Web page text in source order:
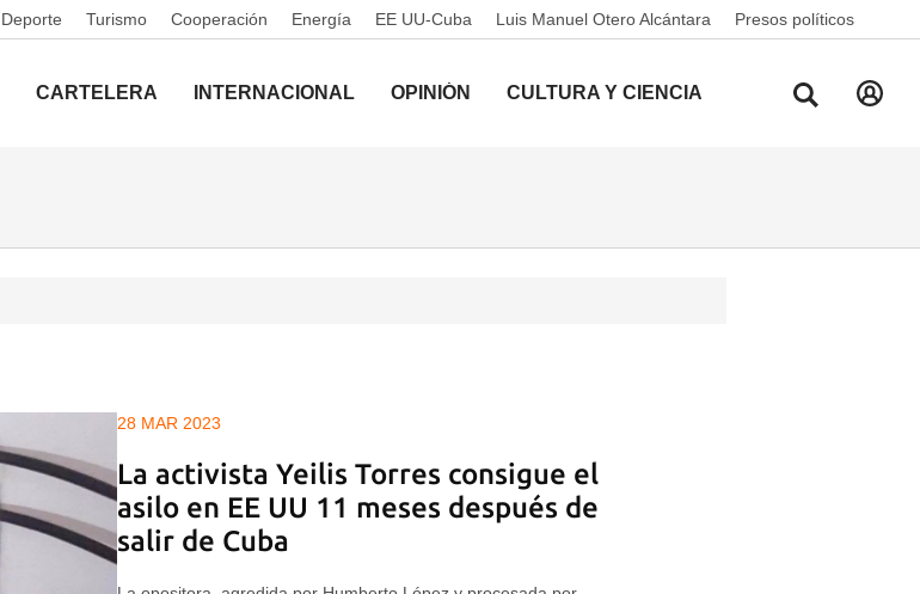
Deporte Turismo Cooperación Energía EE UU-Cuba Luis Manuel Otero Alcántara Presos políticos
CARTELERA INTERNACIONAL OPINIÓN CULTURA Y CIENCIA
28 MAR 2023
La activista Yeilis Torres consigue el
asilo en EE UU 11 meses después de
salir de Cuba